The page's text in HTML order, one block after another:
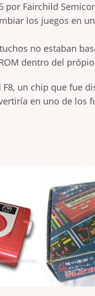
por Fairchild
los juegos en
no estaban
dentro del
un chip que fue
en uno de los